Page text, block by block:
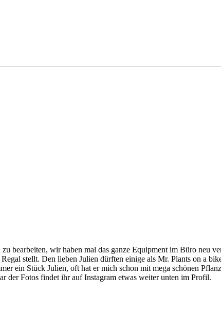
bearbeiten, wir haben mal das ganze Equipment im Büro neu
stellt. Den lieben Julien dürften einige als Mr. Plants on a
ein Stück Julien, oft hat er mich schon mit mega schönen
der Fotos findet ihr auf Instagram etwas weiter unten im Profil.